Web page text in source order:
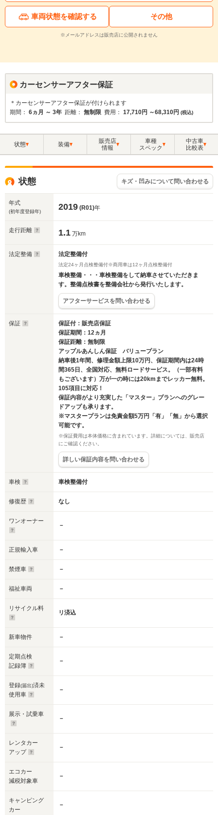
車両状態を確認する その他
※メールアドレスは販売店に公開されません
カーセンサーアフター保証
＊カーセンサーアフター保証が付けられます
期間： 6ヵ月 ～ 3年 距離： 無制限 費用： 17,710円 ～68,310円 (税込)
状態 装備
販売店
情報
車種
スペック
中古車
比較表
状態 キズ・凹みについて問い合わせる
年式
(初年度登録年) 2019 (R01)年
走行距離 1.1 万km
法定整備 法定整備付
法定24ヶ月点検整備付※商用車は12ヶ月点検整備付
車検整備・・・車検整備をして納車させていただきま
す。整備点検書を整備会社から発行いたします。
アフターサービスを問い合わせる
保証
保証付：販売店保証
保証期間：12ヵ月
保証距離：無制限
アップルあんしん保証 バリュープラン
納車後1年間、修理金額上限10万円、保証期間内は24時
間365日、全国対応、無料ロードサービス。（一部有料
もございます）万が一の時には20kmまでレッカー無料。
105項目に対応！
保証内容がより充実した「マスター」プランへのグレー
ドアップも承ります。
※マスタープランは免責金額5万円「有」「無」から選択
可能です。
※保証費用は本体価格に含まれています。詳細については、販売店
にご確認ください。
詳しい保証内容を問い合わせる
車検 車検整備付
修復歴 なし
ワンオーナー
－
正規輸入車 －
禁煙車 －
福祉車両 －
リサイクル料
リ済込
新車物件 －
定期点検
記録簿
－
登録(届出)済未
使用車
－
展示・試乗車
－
レンタカー
アップ
－
エコカー
減税対象車
－
キャンピング
カー
－